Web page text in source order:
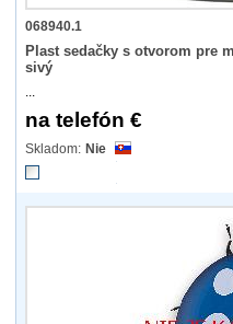
068940.1
Plast sedačky s otvorom pre
sivý
...
na telefón €
Nie